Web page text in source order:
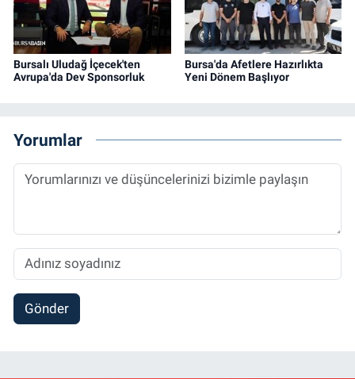
Bursalı Uludağ İçecek'ten
Avrupa'da Dev Sponsorluk
Bursa'da Afetlere Hazırlıkta
Yeni Dönem Başlıyor
Yorumlar
Gönder